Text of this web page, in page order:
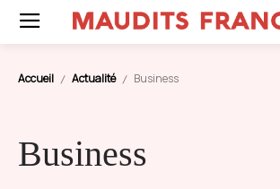
Accueil Actualité Business
Business